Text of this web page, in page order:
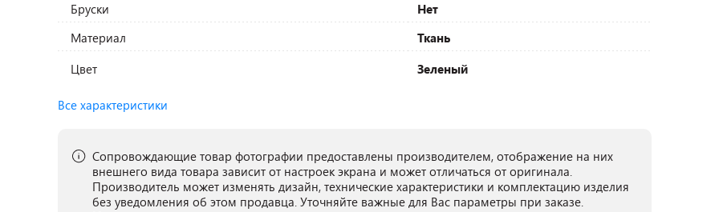
Бруски
Нет
Материал
Ткань
Цвет
Зеленый
Все характеристики
Сопровождающие товар фотографии предоставлены производителем, отображение на них
внешнего вида товара зависит от настроек экрана и может отличаться от оригинала.
Производитель может изменять дизайн, технические характеристики и комплектацию изделия
без уведомления об этом продавца. Уточняйте важные для Вас параметры при заказе.